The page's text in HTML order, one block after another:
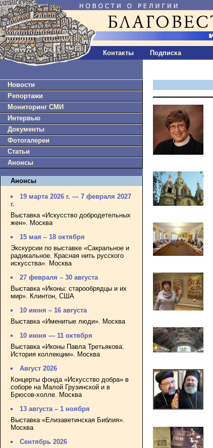
Контакты Подписка
Новости
Репортажи
Мониторинг СМИ
Интервью
Документы
Фотогалереи
Статьи
Анонсы
Анонсы
19 марта 2026 г. — 7 февраля 2027
г.
Выставка «Искусство добродетельных
жен». Москва
15 мая – 18 октября
Экскурсии по выставке «Сакральное и
радикальное. Красная нить русского
искусства». Москва
27 февраля – 30 августа
Выставка «Иконы: старообрядцы и их
мир». Клинтон, США
10 июня – 16 августа
Выставка «Именитые люди». Москва
10 июня — 11 октября
Выставка «Иконы Павла Третьякова.
История коллекции». Москва
Август 2026
Концерты фонда «Искусство добра» в
соборе на Малой Грузинской и в
Брюсов-холле. Москва
13 августа – 1 ноября
Выставка «Елизаветинская Библия».
Москва
Сентябрь 2026